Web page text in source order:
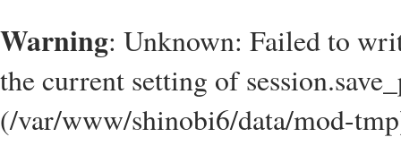
Warning: Unknown: Failed to
the current setting of
(/var/www/shinobi6/data/mod-